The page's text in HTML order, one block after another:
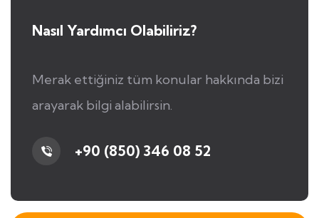
Nasıl Yardımcı Olabiliriz?
Merak ettiğiniz tüm konular hakkında bizi
arayarak bilgi alabilirsin.
+90 (850) 346 08 52